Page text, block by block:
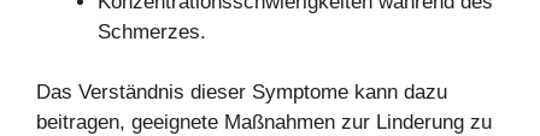
Schmerzes.
Das Verständnis dieser Symptome kann dazu
beitragen, geeignete Maßnahmen zur Linderung zu